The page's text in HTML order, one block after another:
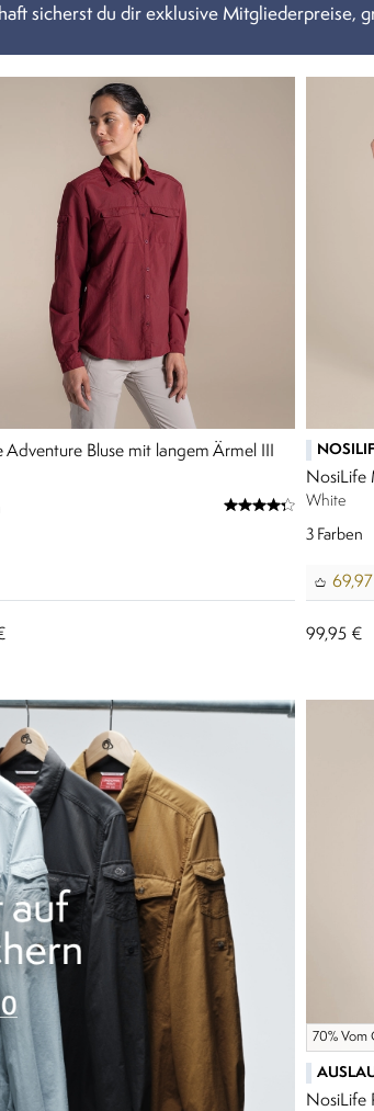
sicherst du dir exklusive Mitgliederpreise,
Adventure Bluse mit langem Ärmel III
NosiLife
White
3 Farben
99,95 €
70% Vom
NosiLife